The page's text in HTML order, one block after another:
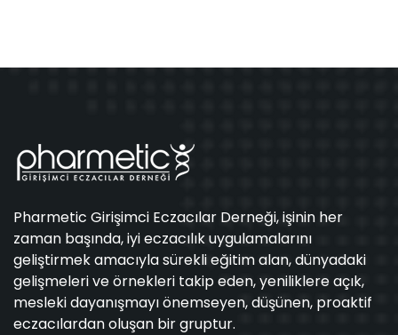
Pharmetic Girişimci Eczacılar Derneği, işinin her
zaman başında, iyi eczacılık uygulamalarını
geliştirmek amacıyla sürekli eğitim alan, dünyadaki
gelişmeleri ve örnekleri takip eden, yeniliklere açık,
mesleki dayanışmayı önemseyen, düşünen, proaktif
eczacılardan oluşan bir gruptur.